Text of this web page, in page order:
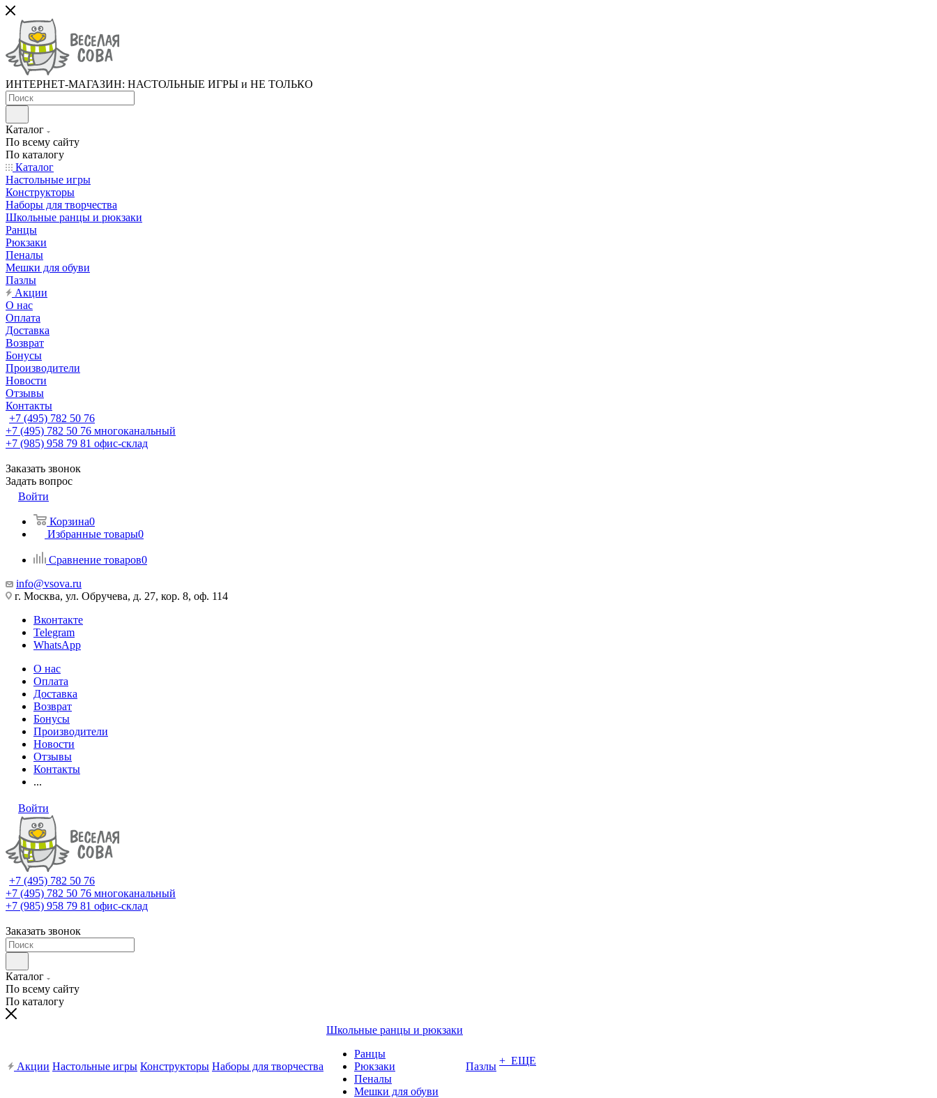
ИНТЕРНЕТ-МАГАЗИН: НАСТОЛЬНЫЕ ИГРЫ и НЕ ТОЛЬКО
Каталог
По всему сайту
По каталогу
Каталог
Настольные игры
Конструкторы
Наборы для творчества
Школьные ранцы и рюкзаки
Ранцы
Рюкзаки
Пеналы
Мешки для обуви
Пазлы
Акции
О нас
Оплата
Доставка
Возврат
Бонусы
Производители
Новости
Отзывы
Контакты
+7 (495) 782 50 76
+7 (495) 782 50 76 многоканальный
+7 (985) 958 79 81 офис-склад
Заказать звонок
Задать вопрос
Войти
Корзина0
Избранные товары0
Сравнение товаров0
info@vsova.ru
г. Москва, ул. Обручева, д. 27, кор. 8, оф. 114
Вконтакте
Telegram
WhatsApp
О нас
Оплата
Доставка
Возврат
Бонусы
Производители
Новости
Отзывы
Контакты
...
Войти
+7 (495) 782 50 76
+7 (495) 782 50 76 многоканальный
+7 (985) 958 79 81 офис-склад
Заказать звонок
Каталог
По всему сайту
По каталогу
Акции Настольные игры Конструкторы Наборы для творчества
Школьные ранцы и рюкзаки
Ранцы
Рюкзаки
Пеналы
Мешки для обуви
Пазлы + ЕЩЕ